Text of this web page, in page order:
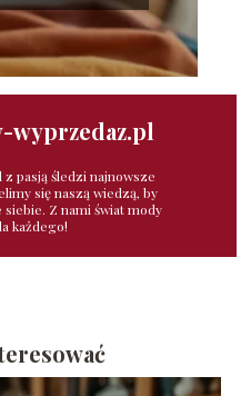
wyprzedaz.pl
pasją śledzi najnowsze
się naszą wiedzą, by
siebie. Z nami świat mody
każdego!